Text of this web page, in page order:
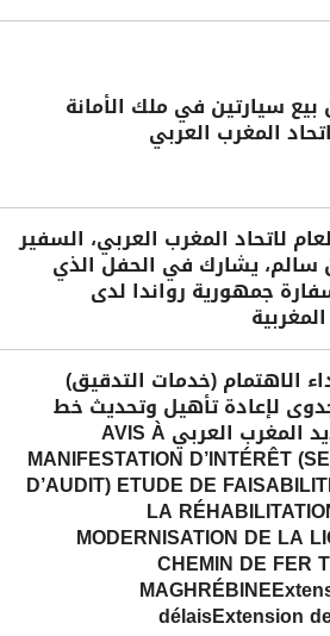
بيع سيارتين في ملك الأمانة
المغرب العربي
لاتحاد المغرب العربي، السفير
سالم، يشارك في الحفل الذي
جمهورية رواندا لدى
الاهتمام (خدمات التدقيق)
لإعادة تأهيل وتحديث خط
سكة حديد المغرب العربي AVIS À
MANIFESTATION D’INTÉRÊT
D’AUDIT) ETUDE DE
LA
MODERNISATION DE LA
CHEMIN DE FER
délaisExtension